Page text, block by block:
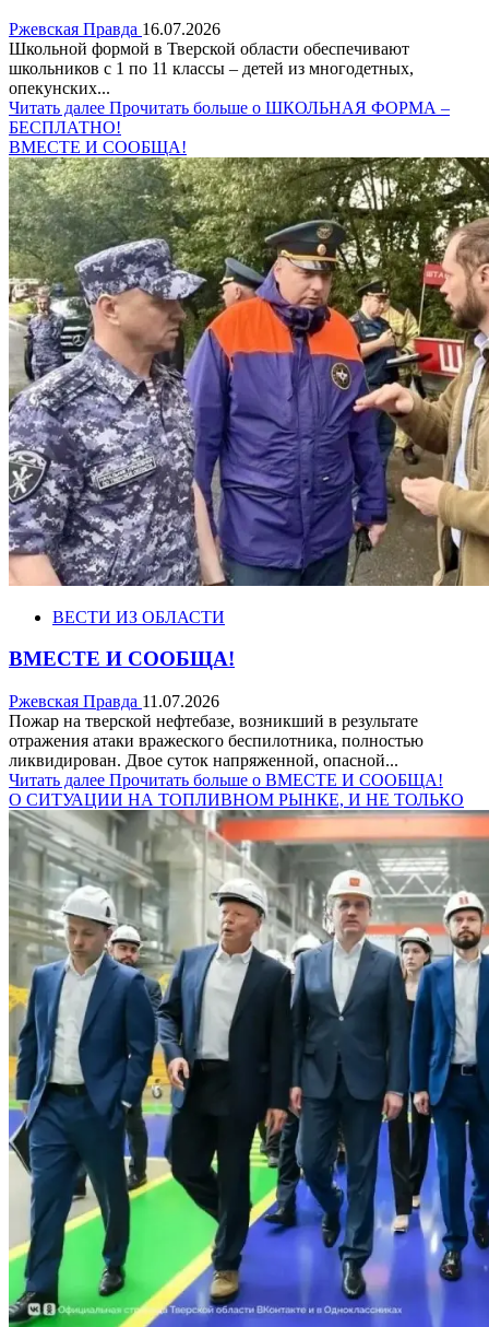
Ржевская Правда 16.07.2026
Школьной формой в Тверской области обеспечивают
школьников с 1 по 11 классы – детей из многодетных,
опекунских...
Читать далее Прочитать больше о ШКОЛЬНАЯ ФОРМА –
БЕСПЛАТНО!
ВМЕСТЕ И СООБЩА!
ВЕСТИ ИЗ ОБЛАСТИ
ВМЕСТЕ И СООБЩА!
Ржевская Правда 11.07.2026
Пожар на тверской нефтебазе, возникший в результате
отражения атаки вражеского беспилотника, полностью
ликвидирован. Двое суток напряженной, опасной...
Читать далее Прочитать больше о ВМЕСТЕ И СООБЩА!
О СИТУАЦИИ НА ТОПЛИВНОМ РЫНКЕ, И НЕ ТОЛЬКО